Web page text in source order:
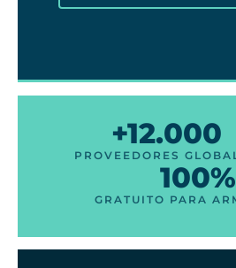
+12.000
PROVEEDORES
100%
GRATUITO PARA